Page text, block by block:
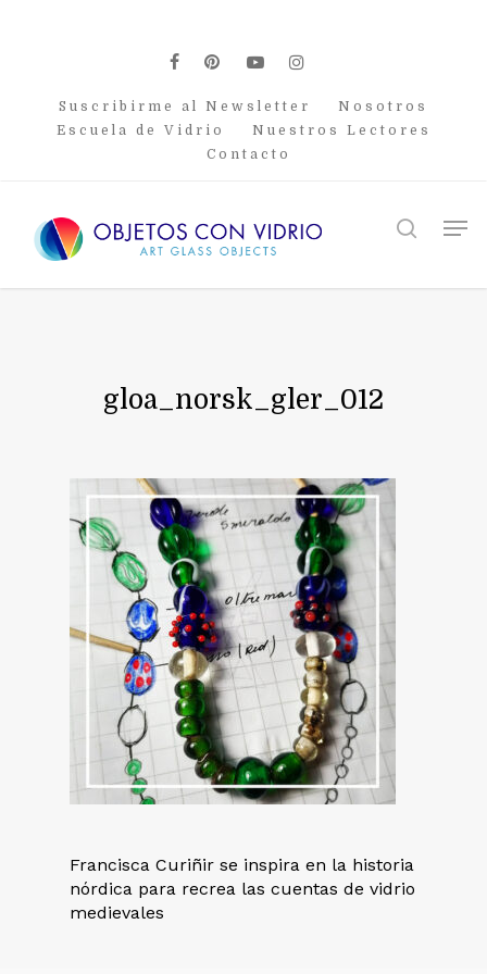
facebook
pinterest
youtubeinstagram
Suscribirme al Newsletter
Nosotros
Escuela de Vidrio
Nuestros Lectores
Contacto
search
gloa_norsk_gler_012
Francisca Curiñir se inspira en la historia
nórdica para recrea las cuentas de vidrio
medievales